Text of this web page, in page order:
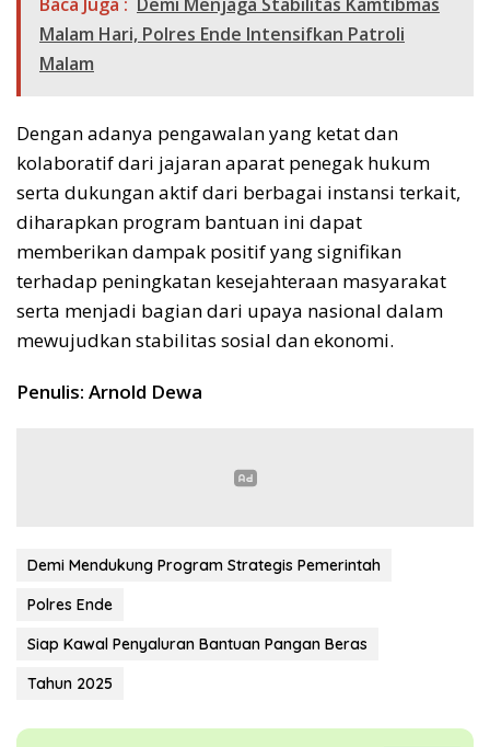
Malam Hari, Polres Ende Intensifkan Patroli
Malam
Dengan adanya pengawalan yang ketat dan
kolaboratif dari jajaran aparat penegak hukum
serta dukungan aktif dari berbagai instansi terkait,
diharapkan program bantuan ini dapat
memberikan dampak positif yang signifikan
terhadap peningkatan kesejahteraan masyarakat
serta menjadi bagian dari upaya nasional dalam
mewujudkan stabilitas sosial dan ekonomi.
Penulis: Arnold Dewa
Demi Mendukung Program Strategis Pemerintah
Polres Ende
Siap Kawal Penyaluran Bantuan Pangan Beras
Tahun 2025